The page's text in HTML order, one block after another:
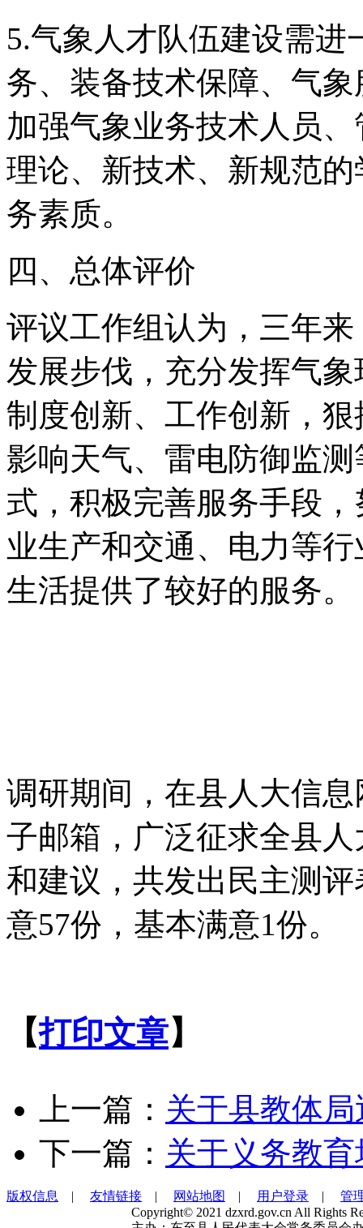
5.气象人才队伍建设需
务、装备技术保障、气
加强气象业务技术人员
理论、新技术、新规范
务素质。
四、总体评价
评议工作组认为，三年
发展步伐，充分发挥气
制度创新、工作创新，
影响天气、雷电防御监
式，积极完善服务手段
业生产和交通、电力等
生活提供
调研期间，在县人大信
子邮箱，广泛征求全县
和建议，共发出民主测
意57份，基本满意1份。
【打印文章】
上一篇： 关于县教体
下一篇： 关于义务教
版权信息 | 友情链接 | 网站地图 | 用户登录 | 管
Copyright© 2021 dzxrd.gov.cn All Rights